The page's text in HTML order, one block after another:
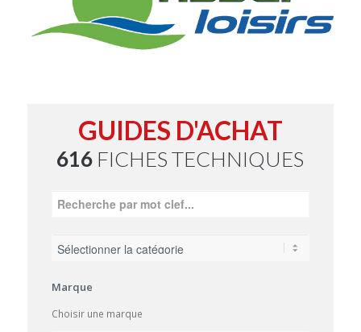
GUIDES D'ACHAT
616 FICHES TECHNIQUES
Marque
Choisir une marque